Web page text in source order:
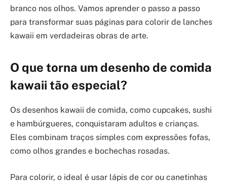
branco nos olhos. Vamos aprender o passo a passo
para transformar suas páginas para colorir de lanches
kawaii em verdadeiras obras de arte.
O que torna um desenho de comida
kawaii tão especial?
Os desenhos kawaii de comida, como cupcakes, sushi
e hambúrgueres, conquistaram adultos e crianças.
Eles combinam traços simples com expressões fofas,
como olhos grandes e bochechas rosadas.
Para colorir, o ideal é usar lápis de cor ou canetinhas